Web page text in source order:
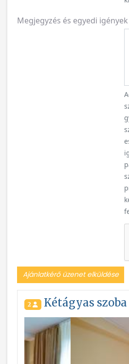
Megjegyzés és egyedi igények
Ajánlatkérő üzenet elküldése
2 Kétágyas szoba